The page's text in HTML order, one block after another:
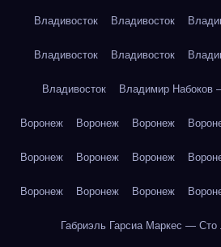
Владивосток Владивосток
Владивосток Владивосток
Владивосток Владимир Набоков
Воронеж Воронеж Воронеж
Воронеж Воронеж Воронеж
Воронеж Воронеж Воронеж
Габриэль Гарсиа Маркес — Сто